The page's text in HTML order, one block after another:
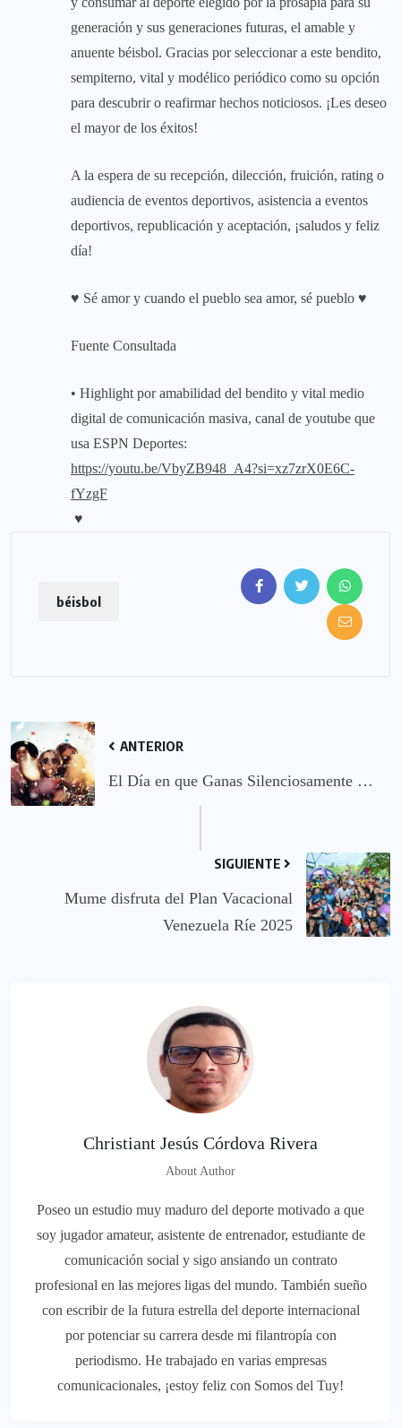
generación y sus generaciones futuras, el amable y
anuente béisbol. Gracias por seleccionar a este bendito,
sempiterno, vital y modélico periódico como su opción
para descubrir o reafirmar hechos noticiosos. ¡Les deseo
el mayor de los éxitos!
A la espera de su recepción, dilección, fruición, rating o
audiencia de eventos deportivos, asistencia a eventos
deportivos, republicación y aceptación, ¡saludos y feliz
día!
♥ Sé amor y cuando el pueblo sea amor, sé pueblo ♥
Fuente Consultada
• Highlight por amabilidad del bendito y vital medio
digital de comunicación masiva, canal de youtube que
usa ESPN Deportes:
https://youtu.be/VbyZB948_A4?si=xz7zrX0E6C-
fYzgF
♥
béisbol
ANTERIOR
El Día en que Ganas Silenciosamente …
SIGUIENTE
Mume disfruta del Plan Vacacional
Venezuela Ríe 2025
Christiant Jesús Córdova Rivera
About Author
Poseo un estudio muy maduro del deporte motivado a que
soy jugador amateur, asistente de entrenador, estudiante de
comunicación social y sigo ansiando un contrato
profesional en las mejores ligas del mundo. También sueño
con escribir de la futura estrella del deporte internacional
por potenciar su carrera desde mi filantropía con
periodismo. He trabajado en varias empresas
comunicacionales, ¡estoy feliz con Somos del Tuy!